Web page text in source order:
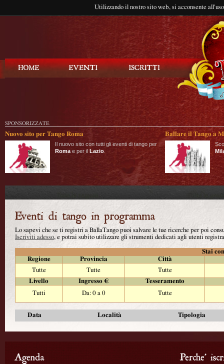
Utilizzando il nostro sito web, si acconsente
SPONSORIZZATE
Nuovo sito per Tango Roma
Il nuovo sito con tutti gli eventi di tango per
Roma e per il Lazio
Ballare il Tango a
Lo sapevi che se ti registri a BallaTango puoi salvare le tue ricerche per poi
Iscriviti adesso, e potrai subito utilizzare gli strumenti dedicati agli utenti
Stai
Regione
Provincia
Città
Tutte
Tutte
Tutte
Livello
Ingresso €
Tesseramento
Tutti
Da: 0 a 0 Tutte
Data Località Tipologia